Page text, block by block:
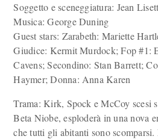
Soggetto e sceneggiatura: Jean
Musica: George Duning
Guest stars: Zarabeth: Mariette
Giudice: Kermit Murdock; Fop #1:
Cavens; Secondino: Stan Barrett;
Haymer; Donna: Anna Karen
Trama: Kirk, Spock e McCoy scesi
Beta Niobe, esploderà in una nova
che tutti gli abitanti sono